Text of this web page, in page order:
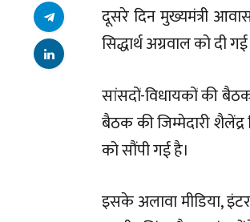
दूसरे दिन मुख्यमंत्री
सिद्धार्थ अग्रवाल को दी
सांसदों-विधायकों की बैठक
बैठक की जिम्मेदारी शैलेंद्र
को सौंपी गई है।
इसके अलावा मीडिया,